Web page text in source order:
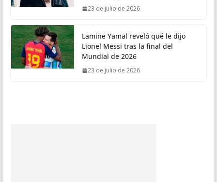
23 de julio de 2026
Lamine Yamal reveló qué le dijo
Lionel Messi tras la final del
Mundial de 2026
23 de julio de 2026